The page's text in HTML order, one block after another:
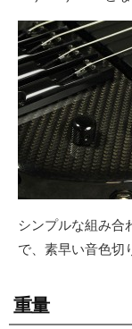
シンプルな組み合
で、素早い音色切
重量